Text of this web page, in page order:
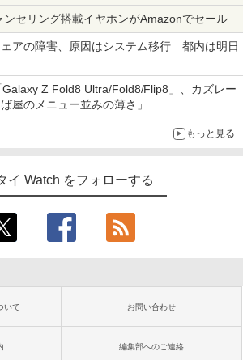
ンセリング搭載イヤホンがAmazonでセール
ェアの障害、原因はシステム移行 都内は明日
Z Fold8 Ultra/Fold8/Flip8」、カズレー
屋のメニュー並みの薄さ」
もっと見る
イ Watch をフォローする
いて お問い合わせ
編集部へのご連絡